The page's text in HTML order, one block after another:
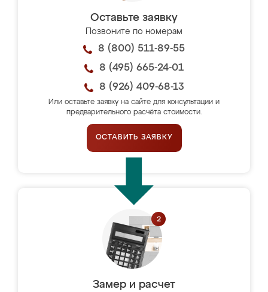
Оставьте заявку
Позвоните по номерам
8 (800) 511-89-55
8 (495) 665-24-01
8 (926) 409-68-13
Или оставьте заявку на сайте для консультации и
предварительного расчёта стоимости.
ОСТАВИТЬ ЗАЯВКУ
Замер и расчет